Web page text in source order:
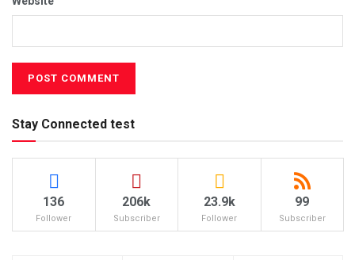
Stay Connected test
136
Follower
206k
Subscriber
23.9k
Follower
99
Subscriber